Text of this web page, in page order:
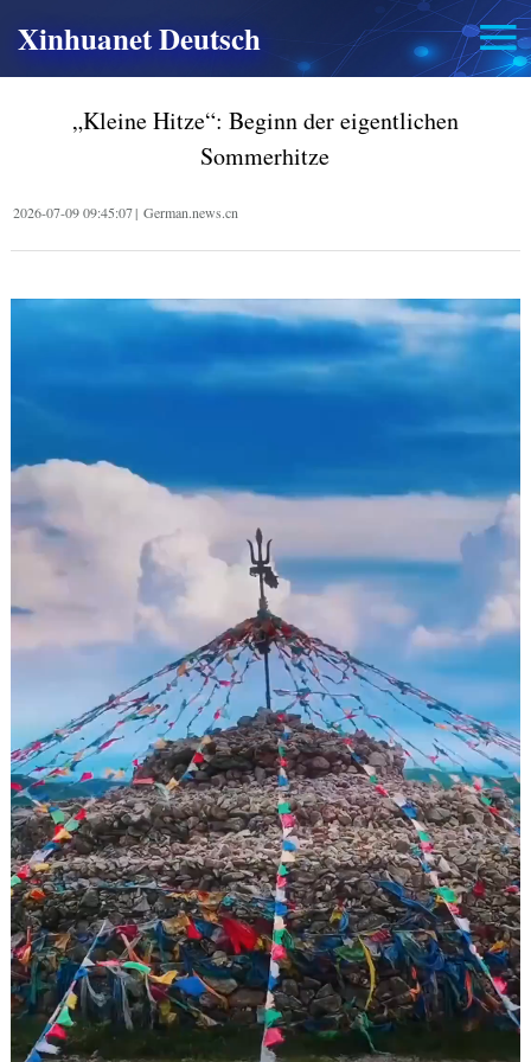
Xinhuanet Deutsch
„Kleine Hitze“: Beginn der eigentlichen
Sommerhitze
2026-07-09 09:45:07| German.news.cn